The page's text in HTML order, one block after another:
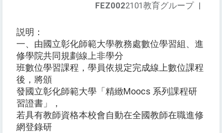
FEZ0022101教育グループ |
説明：
一、由國立彰化師範大學教務處數位學習組、進
修學院共同規劃線上非學分
班數位學習課程，學員依規定完成線上數位課程
後，將頒
發國立彰化師範大學「精緻Moocs 系列課程研
習證書」，
若具有教師資格本校會自動在全國教師在職進修
網登錄研